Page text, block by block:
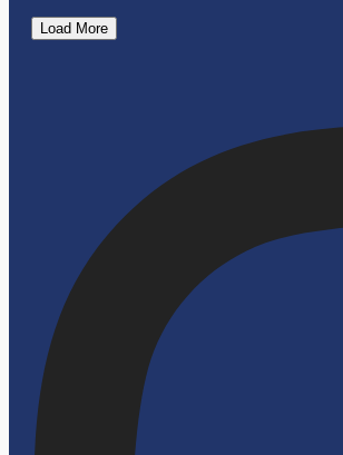
Load More